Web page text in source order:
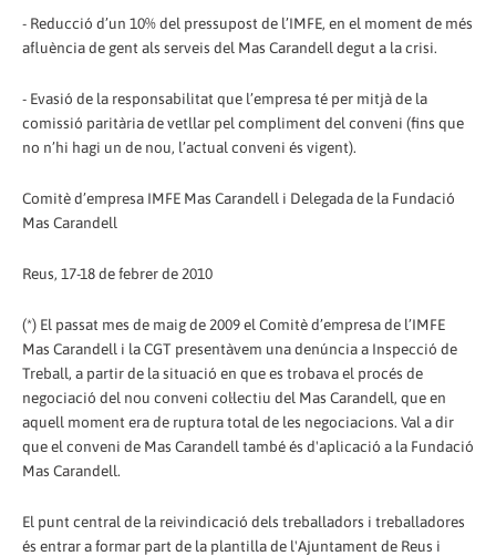
- Reducció d’un 10% del pressupost de l’IMFE, en el moment de més
afluència de gent als serveis del Mas Carandell degut a la crisi.
- Evasió de la responsabilitat que l’empresa té per mitjà de la
comissió paritària de vetllar pel compliment del conveni (fins que
no n’hi hagi un de nou, l’actual conveni és vigent).
Comitè d’empresa IMFE Mas Carandell i Delegada de la Fundació
Mas Carandell
Reus, 17-18 de febrer de 2010
(*) El passat mes de maig de 2009 el Comitè d’empresa de l’IMFE
Mas Carandell i la CGT presentàvem una denúncia a Inspecció de
Treball, a partir de la situació en que es trobava el procés de
negociació del nou conveni col·lectiu del Mas Carandell, que en
aquell moment era de ruptura total de les negociacions. Val a dir
que el conveni de Mas Carandell també és d'aplicació a la Fundació
Mas Carandell.
El punt central de la reivindicació dels treballadors i treballadores
és entrar a formar part de la plantilla de l'Ajuntament de Reus i